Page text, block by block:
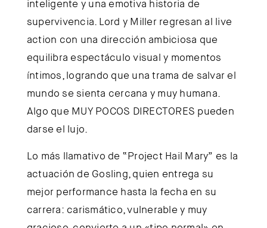
inteligente y una emotiva historia de
supervivencia. Lord y Miller regresan al live
action con una dirección ambiciosa que
equilibra espectáculo visual y momentos
íntimos, logrando que una trama de salvar el
mundo se sienta cercana y muy humana.
Algo que MUY POCOS DIRECTORES pueden
darse el lujo.
Lo más llamativo de “Project Hail Mary” es la
actuación de Gosling, quien entrega su
mejor performance hasta la fecha en su
carrera: carismático, vulnerable y muy